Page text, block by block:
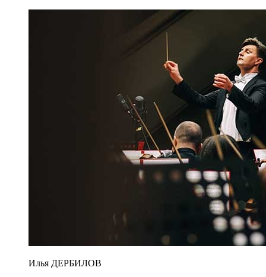
Илья ДЕРБИЛОВ